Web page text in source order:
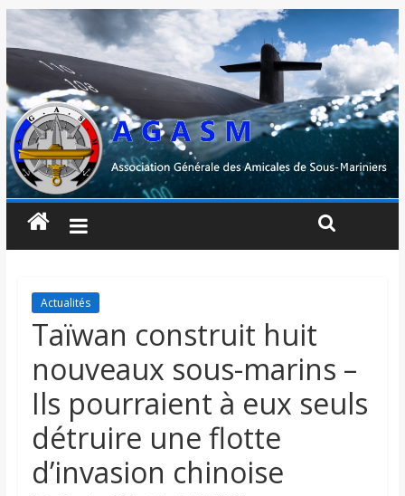
Actualités
Taïwan construit huit
nouveaux sous-marins –
Ils pourraient à eux seuls
détruire une flotte
d’invasion chinoise